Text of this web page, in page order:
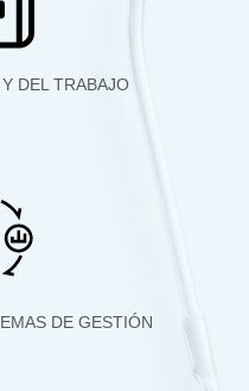
DEL TRABAJO
DE GESTIÓN